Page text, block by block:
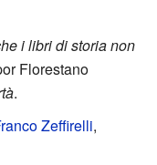
i libri di storia non
Florestano
.
Zeffirelli,